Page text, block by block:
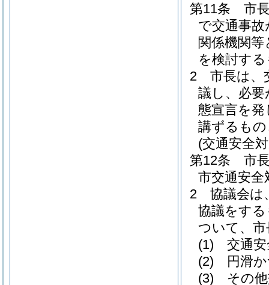
第11条
市
で交通事
関係機関
を検討す
2
市長は、
議し、必
態宣言を
講ずるも
(交通安全
第12条
市
市交通安全
2
協議会は
協議をす
ついて、
(1)
交通
(2)
円滑
(3)
その